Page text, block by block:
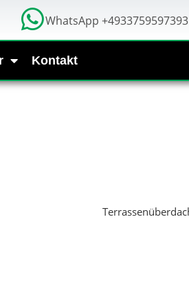
WhatsApp +4933759597393
Kontakt